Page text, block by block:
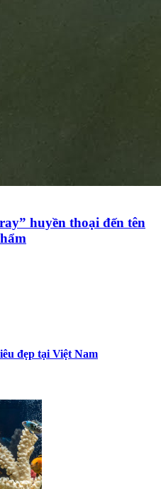
huyền thoại đến tên
đẹp tại Việt Nam